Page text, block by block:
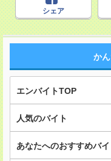
シェア
か
エンバイトTOP
人気のバイト
あなたへのおすすめバイ